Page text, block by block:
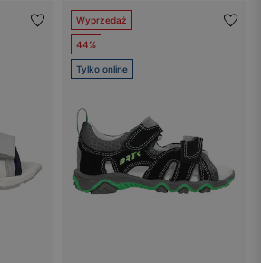
Wyprzedaż
44%
Tylko online